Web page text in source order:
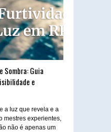
Sombra: Guia
e
a luz que revela e a
mestres experientes,
não é apenas um